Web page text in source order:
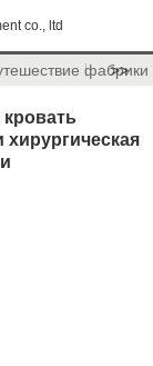
co., ltd
фабрики
>>